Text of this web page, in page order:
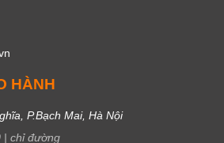
HÀNH
P.Bạch Mai, Hà Nội
| chỉ đường